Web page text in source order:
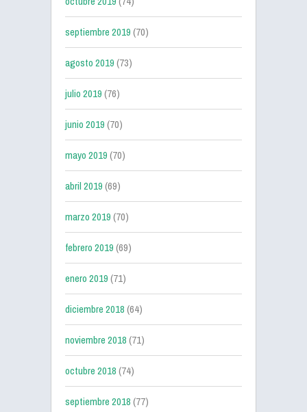
septiembre 2019(70)
agosto 2019(73)
julio 2019(76)
junio 2019(70)
mayo 2019(70)
abril 2019(69)
marzo 2019(70)
febrero 2019(69)
enero 2019(71)
diciembre 2018(64)
noviembre 2018(71)
octubre 2018(74)
septiembre 2018(77)